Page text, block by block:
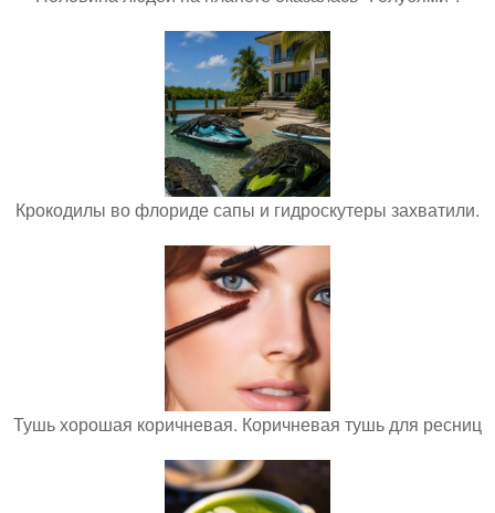
Крокодилы во флориде сапы и гидроскутеры захватили.
Тушь хорошая коричневая. Коричневая тушь для ресниц